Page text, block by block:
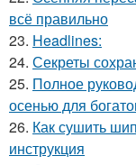
всё правильно
23. Headlines:
24. Секреты
25. Полное
осенью для
26. Как сушить
инструкция